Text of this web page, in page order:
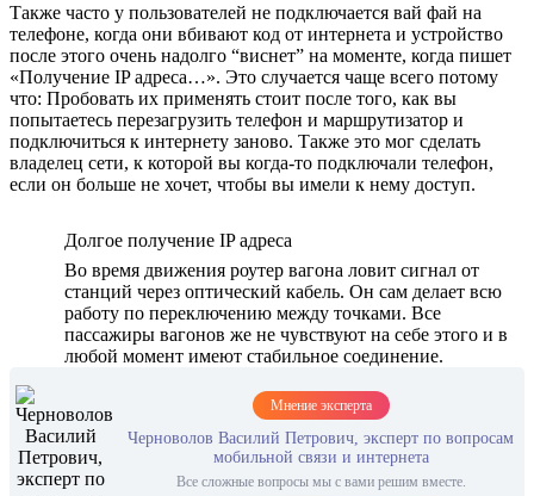
Также часто у пользователей не подключается вай фай на
телефоне, когда они вбивают код от интернета и устройство
после этого очень надолго “виснет” на моменте, когда пишет
«Получение IP адреса…». Это случается чаще всего потому
что: Пробовать их применять стоит после того, как вы
попытаетесь перезагрузить телефон и маршрутизатор и
подключиться к интернету заново. Также это мог сделать
владелец сети, к которой вы когда-то подключали телефон,
если он больше не хочет, чтобы вы имели к нему доступ.
Долгое получение IP адреса
Во время движения роутер вагона ловит сигнал от
станций через оптический кабель. Он сам делает всю
работу по переключению между точками. Все
пассажиры вагонов же не чувствуют на себе этого и в
любой момент имеют стабильное соединение.
Мнение эксперта
Черноволов Василий Петрович, эксперт по вопросам
мобильной связи и интернета
Все сложные вопросы мы с вами решим вместе.